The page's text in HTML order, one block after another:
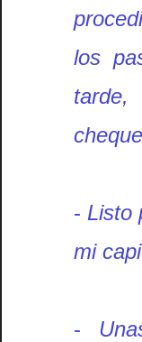
los
tarde,
- Listo
mi
-